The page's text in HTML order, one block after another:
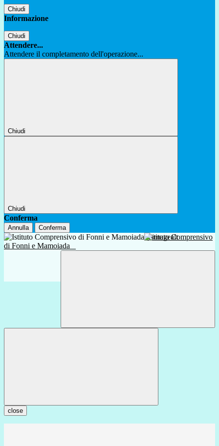
Chiudi
Informazione
Chiudi
Attendere...
Attendere il completamento dell'operazione...
Chiudi
Chiudi
Conferma
Annulla Conferma
Istituto Comprensivo
di Fonni e Mamoiada
close